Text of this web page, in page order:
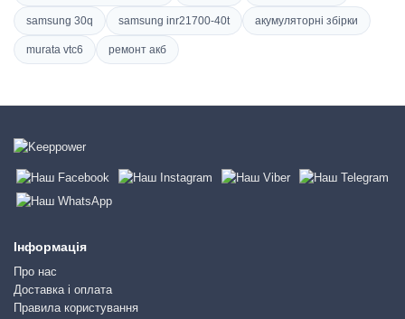
samsung 30q samsung inr21700-40t акумуляторні збірки
murata vtc6 ремонт акб
Інформація
Про нас
Доставка і оплата
Правила користування